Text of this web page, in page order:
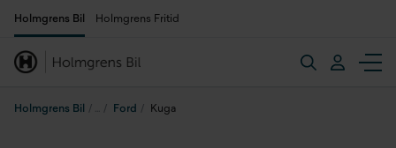
Holmgrens Bil Holmgrens Fritid
Holmgrens Bil Ford Kuga